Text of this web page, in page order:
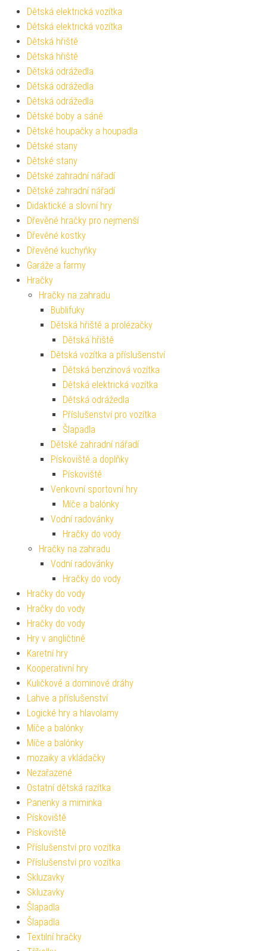
Dětská elektrická vozítka
Dětská elektrická vozítka
Dětská hřiště
Dětská hřiště
Dětská odrážedla
Dětská odrážedla
Dětská odrážedla
Dětské boby a sáně
Dětské houpačky a houpadla
Dětské stany
Dětské stany
Dětské zahradní nářadí
Dětské zahradní nářadí
Didaktické a slovní hry
Dřevěné hračky pro nejmenší
Dřevěné kostky
Dřevěné kuchyňky
Garáže a farmy
Hračky
Hračky na zahradu
Bublifuky
Dětská hřiště a prolézačky
Dětská hřiště
Dětská vozítka a příslušenství
Dětská benzínová vozítka
Dětská elektrická vozítka
Dětská odrážedla
Příslušenství pro vozítka
Šlapadla
Dětské zahradní nářadí
Pískoviště a doplňky
Pískoviště
Venkovní sportovní hry
Míče a balónky
Vodní radovánky
Hračky do vody
Hračky na zahradu
Vodní radovánky
Hračky do vody
Hračky do vody
Hračky do vody
Hračky do vody
Hry v angličtině
Karetní hry
Kooperativní hry
Kuličkové a dominové dráhy
Lahve a příslušenství
Logické hry a hlavolamy
Míče a balónky
Míče a balónky
mozaiky a vkládačky
Nezařazené
Ostatní dětská razítka
Panenky a miminka
Pískoviště
Pískoviště
Příslušenství pro vozítka
Příslušenství pro vozítka
Skluzavky
Skluzavky
Šlapadla
Šlapadla
Textilní hračky